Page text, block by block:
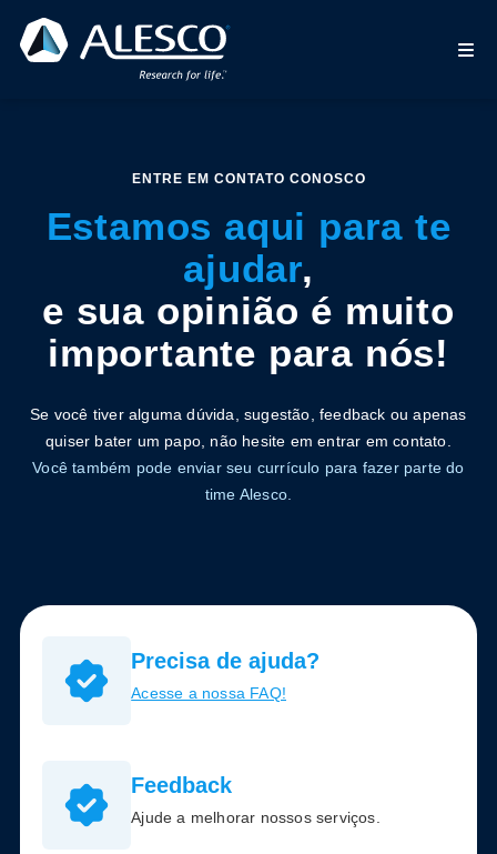
ENTRE EM CONTATO CONOSCO
Estamos aqui para te
ajudar,
e sua opinião é muito
importante para nós!
Se você tiver alguma dúvida, sugestão, feedback ou apenas
quiser bater um papo, não hesite em entrar em contato.
Você também pode enviar seu currículo para fazer parte do
time Alesco.
Precisa de ajuda?
Acesse a nossa FAQ!
Feedback
Ajude a melhorar nossos serviços.